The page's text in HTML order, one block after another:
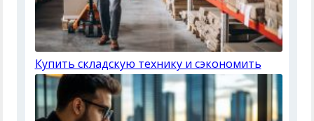
Купить складскую технику и сэкономить